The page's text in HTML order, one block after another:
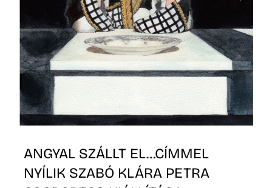
ANGYAL SZÁLLT EL…CÍMMEL
NYÍLIK SZABÓ KLÁRA PETRA